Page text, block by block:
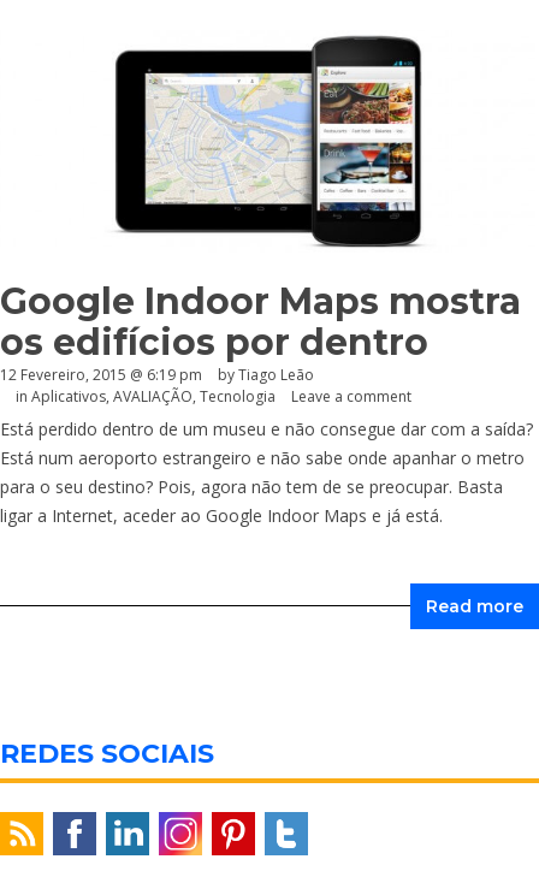
Google Indoor Maps mostra
os edifícios por dentro
12 Fevereiro, 2015 @ 6:19 pm
by Tiago Leão
in Aplicativos, AVALIAÇÃO, Tecnologia Leave a comment
Está perdido dentro de um museu e não consegue dar com a saída?
Está num aeroporto estrangeiro e não sabe onde apanhar o metro
para o seu destino? Pois, agora não tem de se preocupar. Basta
ligar a Internet, aceder ao Google Indoor Maps e já está.
Read more
REDES SOCIAIS